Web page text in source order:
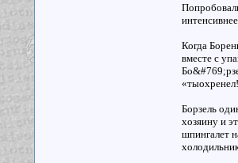
Когда
вместе с
Борзель
хозяину и
шпингалет